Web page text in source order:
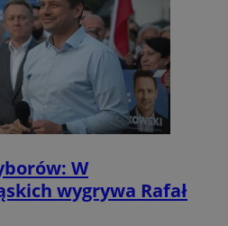
W
wygrywa Rafał